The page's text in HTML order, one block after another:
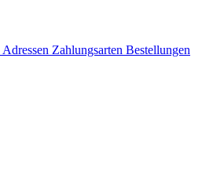
Adressen Zahlungsarten Bestellungen